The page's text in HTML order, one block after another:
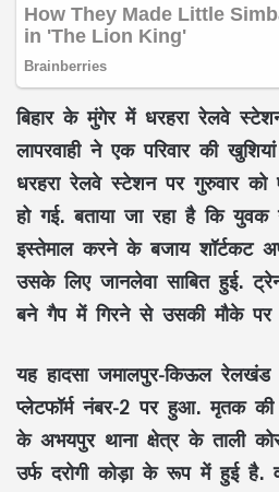
बिहार के मुंगेर में धरहरा रेलवे
लापरवाही ने एक परिवार की
धरहरा रेलवे स्टेशन पर गुरुवार
हो गई. बताया जा रहा है कि
इस्तेमाल करने के बजाय शॉर्टकट
उसके लिए जानलेवा साबित हुई.
बने गैप में गिरने से उसकी मौके पर
यह हादसा जमालपुर-किऊल
प्लेटफॉर्म नंबर-2 पर हुआ. मृतक
के अभयपुर थाना क्षेत्र के ताली
उर्फ दरोगी कोड़ा के रूप में हुई